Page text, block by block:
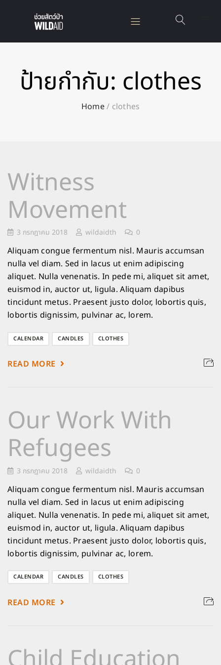
ป้ายกำกับ: clothes
Home/ clothes
Witness
Movement
3 กรกฎาคม 2018 wildaidth 0
Aliquam congue fermentum nisl. Mauris accumsan
nulla vel diam. Sed in lacus ut enim adipiscing
aliquet. Nulla venenatis. In pede mi, aliquet sit amet,
euismod in, auctor ut, ligula. Aliquam dapibus
tincidunt metus. Praesent justo dolor, lobortis quis,
lobortis dignissim, pulvinar ac, lorem.
CALENDAR CANDLES CLOTHES
READ MORE
Our Work With
Refugees
3 กรกฎาคม 2018 wildaidth 0
Aliquam congue fermentum nisl. Mauris accumsan
nulla vel diam. Sed in lacus ut enim adipiscing
aliquet. Nulla venenatis. In pede mi, aliquet sit amet,
euismod in, auctor ut, ligula. Aliquam dapibus
tincidunt metus. Praesent justo dolor, lobortis quis,
lobortis dignissim, pulvinar ac, lorem.
CALENDAR CANDLES CLOTHES
READ MORE